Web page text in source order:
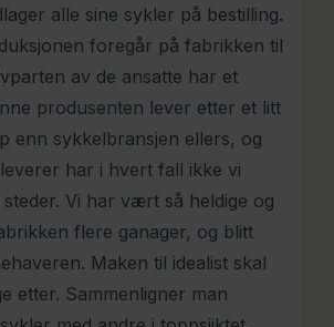
alle sine sykler på bestilling.
foregår på fabrikken til
av de ansatte har et
produsenten lever etter et litt
enn sykkelbransjen ellers, og
har i hvert fall ikke vi
Vi har vært så heldige og
flere ganager, og blitt
Maken til idealist skal
etter. Sammenligner man